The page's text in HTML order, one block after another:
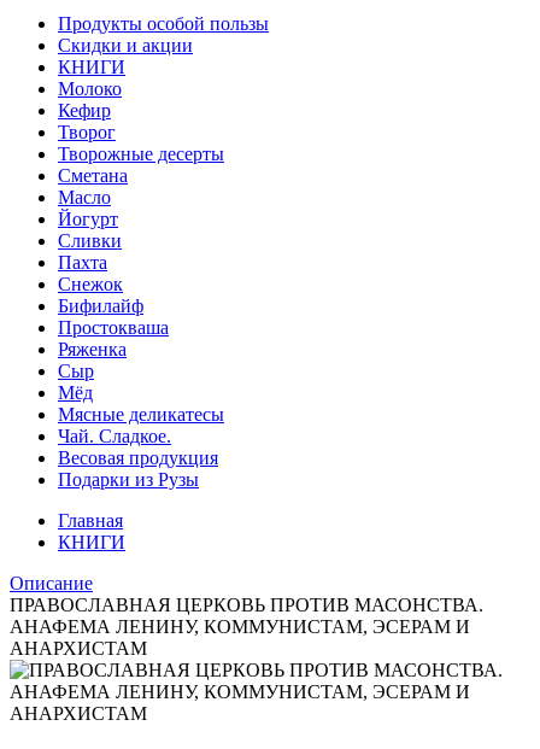
Продукты особой пользы
Скидки и акции
КНИГИ
Молоко
Кефир
Творог
Творожные десерты
Сметана
Масло
Йогурт
Сливки
Пахта
Снежок
Бифилайф
Простокваша
Ряженка
Сыр
Мёд
Мясные деликатесы
Чай. Сладкое.
Весовая продукция
Подарки из Рузы
Главная
КНИГИ
Описание
ПРАВОСЛАВНАЯ ЦЕРКОВЬ ПРОТИВ МАСОНСТВА.
АНАФЕМА ЛЕНИНУ, КОММУНИСТАМ, ЭСЕРАМ И
АНАРХИСТАМ